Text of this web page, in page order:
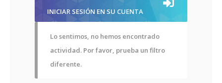
INICIAR SESIÓN EN SU CUENTA
Lo sentimos, no hemos encontrado
actividad. Por favor, prueba un filtro
diferente.